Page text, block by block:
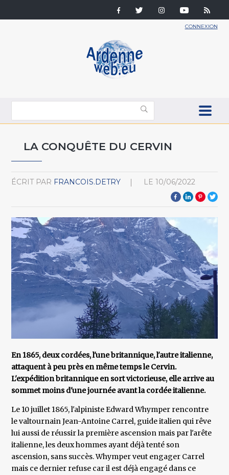
CONNEXION
LA CONQUÊTE DU CERVIN
ÉCRIT PAR FRANCOIS.DETRY LE 10/06/2022
En 1865, deux cordées, l'une britannique, l'autre italienne,
attaquent à peu près en même temps le Cervin.
L'expédition britannique en sort victorieuse, elle arrive au
sommet moins d'une journée avant la cordée italienne.
Le 10 juillet 1865, l'alpiniste Edward Whymper rencontre
le valtournain Jean-Antoine Carrel, guide italien qui rêve
lui aussi de réussir la première ascension mais par l'arête
italienne, les deux hommes ayant déjà tenté son
ascension, sans succès. Whymper veut engager Carrel
mais ce dernier refuse car il est déjà engagé dans ce